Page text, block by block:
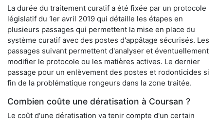
La durée du traitement curatif a été fixée par un protocole
législatif du 1er avril 2019 qui détaille les étapes en
plusieurs passages qui permettent la mise en place du
système curatif avec des postes d'appâtage sécurisés. Les
passages suivant permettent d'analyser et éventuellement
modifier le protocole ou les matières actives. Le dernier
passage pour un enlèvement des postes et rodonticides si
fin de la problématique rongeurs dans la zone traitée.
Combien coûte une dératisation à Coursan ?
Le coût d'une dératisation va tenir compte d'un certain